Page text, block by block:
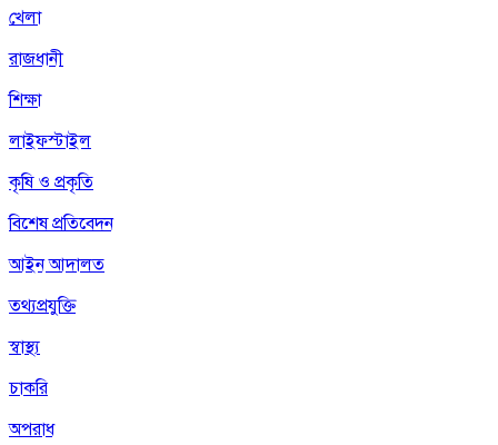
খেলা
রাজধানী
শিক্ষা
লাইফস্টাইল
কৃষি ও প্রকৃতি
বিশেষ প্রতিবেদন
আইন আদালত
তথ্যপ্রযুক্তি
স্বাস্থ্য
চাকরি
অপরাধ